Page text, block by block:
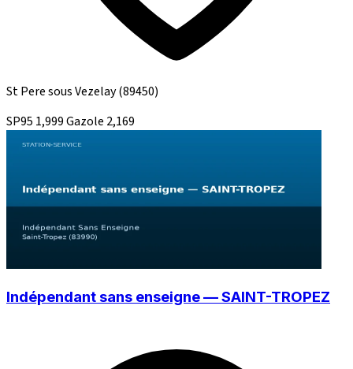
St Pere sous Vezelay(89450)
SP95 1,999Gazole 2,169
Indépendant sans enseigne — SAINT-TROPEZ